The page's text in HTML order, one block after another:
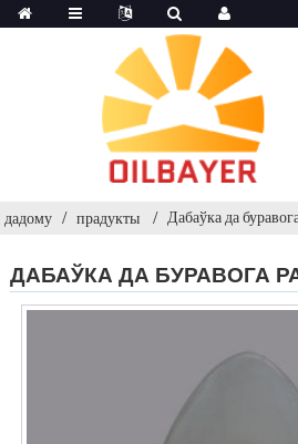
дадому прадукты Дабаўка да
ДАБАЎКА ДА БУРАВОГА